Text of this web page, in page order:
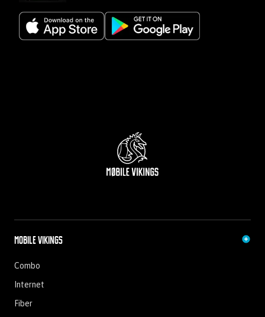
Naar het contactformulier
Mobile Vikings
Combo
Internet
Fiber